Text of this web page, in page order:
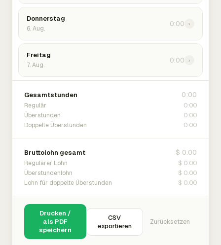
Donnerstag
6. Aug.
0:00 ›
Freitag
7. Aug.
0:00 ›
Gesamtstunden 0:00
Regulär 0:00
Überstunden 0:00
Doppelte Überstunden 0:00
Bruttolohn gesamt $ 0.00
Regulärer Lohn $ 0.00
Überstundenlohn $ 0.00
Lohn für doppelte Überstunden $ 0.00
Drucken /
als PDF
speichern
CSV
exportieren
Zurücksetzen